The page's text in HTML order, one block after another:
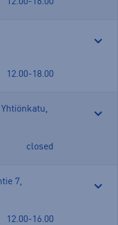
12.00-18.00
,
closed
7,
12.00-16.00